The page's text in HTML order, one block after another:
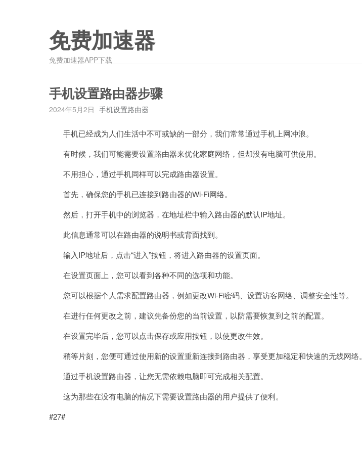
免费加速器
免费加速器APP下载
手机设置路由器步骤
2024年5月2日 手机设置路由器
手机已经成为人们生活中不可或缺的一部分，我们常常通过手机上网冲浪。
有时候，我们可能需要设置路由器来优化家庭网络，但却没有电脑可供使用。
不用担心，通过手机同样可以完成路由器设置。
首先，确保您的手机已连接到路由器的Wi-Fi网络。
然后，打开手机中的浏览器，在地址栏中输入路由器的默认IP地址。
此信息通常可以在路由器的说明书或背面找到。
输入IP地址后，点击“进入”按钮，将进入路由器的设置页面。
在设置页面上，您可以看到各种不同的选项和功能。
您可以根据个人需求配置路由器，例如更改Wi-Fi密码、设置访客网络、调整安全性等。
在进行任何更改之前，建议先备份您的当前设置，以防需要恢复到之前的配置。
在设置完毕后，您可以点击保存或应用按钮，以使更改生效。
稍等片刻，您便可通过使用新的设置重新连接到路由器，享受更加稳定和快速的无线网络。
通过手机设置路由器，让您无需依赖电脑即可完成相关配置。
这为那些在没有电脑的情况下需要设置路由器的用户提供了便利。
#27#